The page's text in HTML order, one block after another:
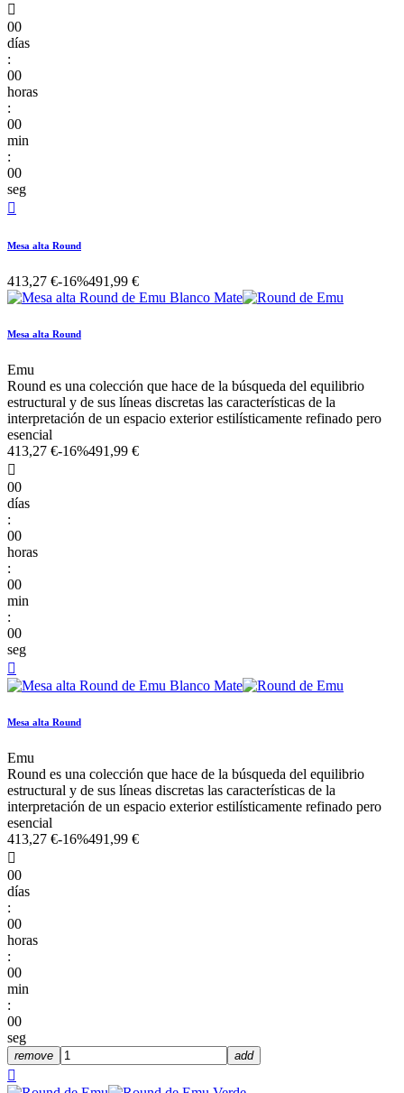

00
días
:
00
horas
:
00
min
:
00
seg

Mesa alta Round
413,27 €-16%491,99 €
Mesa alta Round
Emu
Round es una colección que hace de la búsqueda del equilibrio
estructural y de sus líneas discretas las características de la
interpretación de un espacio exterior estilísticamente refinado pero
esencial
413,27 €-16%491,99 €

00
días
:
00
horas
:
00
min
:
00
seg

Mesa alta Round
Emu
Round es una colección que hace de la búsqueda del equilibrio
estructural y de sus líneas discretas las características de la
interpretación de un espacio exterior estilísticamente refinado pero
esencial
413,27 €-16%491,99 €

00
días
:
00
horas
:
00
min
:
00
seg
remove add
